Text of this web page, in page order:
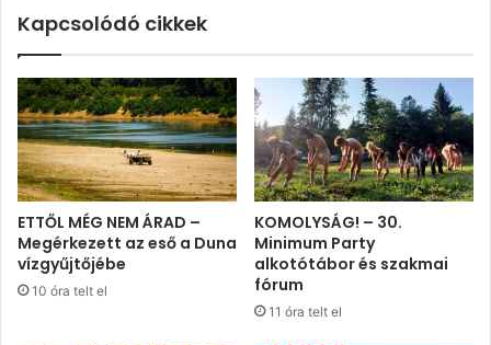
Kapcsolódó cikkek
ETTŐL MÉG NEM ÁRAD –
Megérkezett az eső a Duna
vízgyűjtőjébe
10 óra telt el
KOMOLYSÁG! – 30.
Minimum Party
alkotótábor és szakmai
fórum
11 óra telt el